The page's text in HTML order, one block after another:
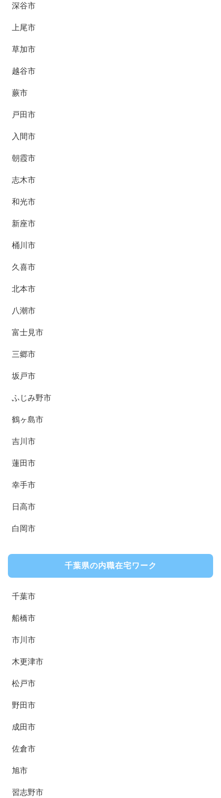
深谷市
上尾市
草加市
越谷市
蕨市
戸田市
入間市
朝霞市
志木市
和光市
新座市
桶川市
久喜市
北本市
八潮市
富士見市
三郷市
坂戸市
ふじみ野市
鶴ヶ島市
吉川市
蓮田市
幸手市
日高市
白岡市
千葉県の内職在宅ワーク
千葉市
船橋市
市川市
木更津市
松戸市
野田市
成田市
佐倉市
旭市
習志野市